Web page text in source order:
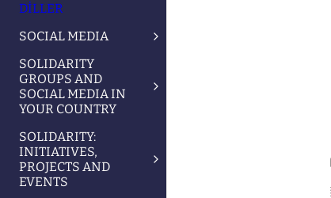
DİLLER
SOCIAL MEDIA
SOLIDARITY
GROUPS AND
SOCIAL MEDIA IN
YOUR COUNTRY
SOLIDARITY:
INITIATIVES,
PROJECTS AND
EVENTS